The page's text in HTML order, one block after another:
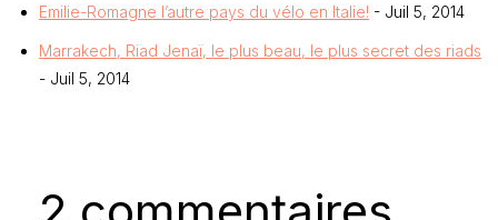
Emilie-Romagne l’autre pays du vélo en Italie! - Juil 5, 2014
Marrakech, Riad Jenaï, le plus beau, le plus secret des riads
- Juil 5, 2014